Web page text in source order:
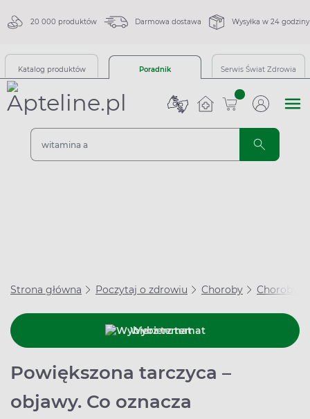
20 000 produktów Darmowa dostawa Wysyłka w 24 godziny
Katalog produktów Poradnik Serwis Świat Zdrowia
sztuk
Strona główna Poczytaj o zdrowiu Choroby Choroby
Wybierz temat
Powiększona tarczyca –
objawy. Co oznacza